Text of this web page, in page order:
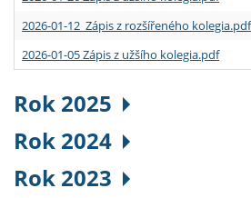
2026-01-12 Zápis z rozšířeného kolegia.pdf
2026-01-05 Zápis z užšího kolegia.pdf
Rok 2025
Rok 2024
Rok 2023